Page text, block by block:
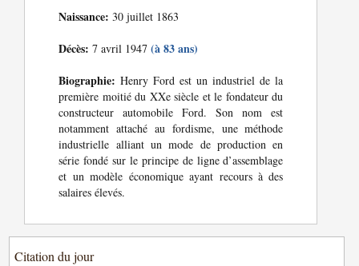
Naissance: 30 juillet 1863
Décès: 7 avril 1947(à 83 ans)
Biographie: Henry Ford est un industriel de la
première moitié du XXe siècle et le fondateur du
constructeur automobile Ford. Son nom est
notamment attaché au fordisme, une méthode
industrielle alliant un mode de production en
série fondé sur le principe de ligne d’assemblage
et un modèle économique ayant recours à des
salaires élevés.
Citation du jour